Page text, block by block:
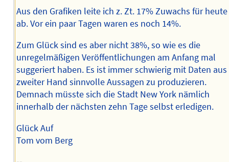
Aus den Grafiken leite ich z. Zt. 17% Zuwachs für heute
ab. Vor ein paar Tagen waren es noch 14%.
Zum Glück sind es aber nicht 38%, so wie es die
unregelmäßigen Veröffentlichungen am Anfang mal
suggeriert haben. Es ist immer schwierig mit Daten aus
zweiter Hand sinnvolle Aussagen zu produzieren.
Demnach müsste sich die Stadt New York nämlich
innerhalb der nächsten zehn Tage selbst erledigen.
Glück Auf
Tom vom Berg